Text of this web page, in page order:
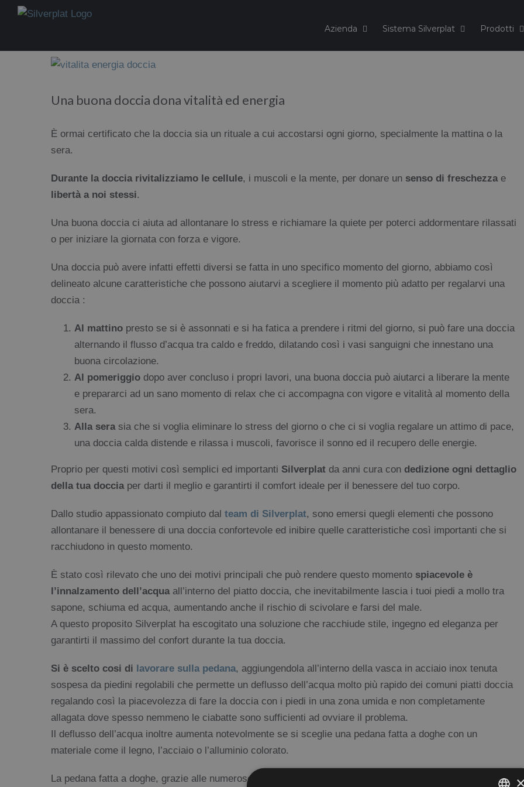
Salta
Azienda Sistema Silverplat Prodotti
Ingrandisci
Una buona doccia dona vitalità ed energia
È ormai certificato che la doccia sia un rituale a cui accostarsi ogni giorno, specialmente la mattina o la
sera.
Durante la doccia rivitalizziamo le cellule, i muscoli e la mente, per donare un senso di freschezzae
libertà a noi stessi.
Una buona doccia ci aiuta ad allontanare lo stress e richiamare la quiete per poterci addormentare rilassati
o per iniziare la giornata con forza e vigore.
Una doccia può avere infatti effetti diversi se fatta in uno specifico momento del giorno, abbiamo così
delineato alcune caratteristiche che possono aiutarvi a scegliere il momento più adatto per regalarvi una
doccia :
Al mattino presto se si è assonnati e si ha fatica a prendere i ritmi del giorno, si può fare una doccia
alternando il flusso d’acqua tra caldo e freddo, dilatando così i vasi sanguigni che innestano una
buona circolazione.
Al pomeriggio dopo aver concluso i propri lavori, una buona doccia può aiutarci a liberare la mente
e prepararci ad un sano momento di relax che ci accompagna con vigore e vitalità al momento della
sera.
Alla serasia che si voglia eliminare lo stress del giorno o che ci si voglia regalare un attimo di pace,
una doccia calda distende e rilassa i muscoli, favorisce il sonno ed il recupero delle energie.
Proprio per questi motivi così semplici ed importanti Silverplat da anni cura con dedizione ogni dettaglio
della tua docciaper darti il meglio e garantirti il comfort ideale per il benessere del tuo corpo.
Dallo studio appassionato compiuto dal team di Silverplat, sono emersi quegli elementi che possono
allontanare il benessere di una doccia confortevole ed inibire quelle caratteristiche così importanti che si
racchiudono in questo momento.
È stato così rilevato che uno dei motivi principali che può rendere questo momento spiacevole è
l’innalzamento dell’acquaall’interno del piatto doccia, che inevitabilmente lascia i tuoi piedi a mollo tra
sapone, schiuma ed acqua, aumentando anche il rischio di scivolare e farsi del male.
A questo proposito Silverplat ha escogitato una soluzione che racchiude stile, ingegno ed eleganza per
garantirti il massimo del confort durante la tua doccia.
Si è scelto cosi di lavorare sulla pedana, aggiungendola all’interno della vasca in acciaio inox tenuta
sospesa da piedini regolabili che permette un deflusso dell’acqua molto più rapido dei comuni piatti doccia
regalando così la piacevolezza di fare la doccia con i piedi in una zona umida e non completamente
allagata dove spesso nemmeno le ciabatte sono sufficienti ad ovviare il problema.
Il deflusso dell’acqua inoltre aumenta notevolmente se si sceglie una pedana fatta a doghe con un
materiale come il legno, l’acciaio o l’alluminio colorato.
La pedana fatta a doghe, grazie alle numerose fessure di scolo, garantisce oltretutto un ottima tenuta